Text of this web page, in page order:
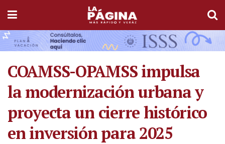
COAMSS-OPAMSS impulsa
la modernización urbana y
proyecta un cierre histórico
en inversión para 2025